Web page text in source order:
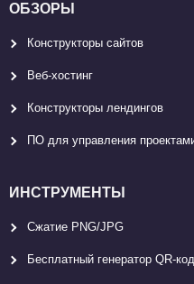
ОБЗОРЫ
Конструкторы сайтов
Веб-хостинг
Конструкторы лендингов
ПО для управления
ИНСТРУМЕНТЫ
Сжатие PNG/JPG
Бесплатный генератор QR-